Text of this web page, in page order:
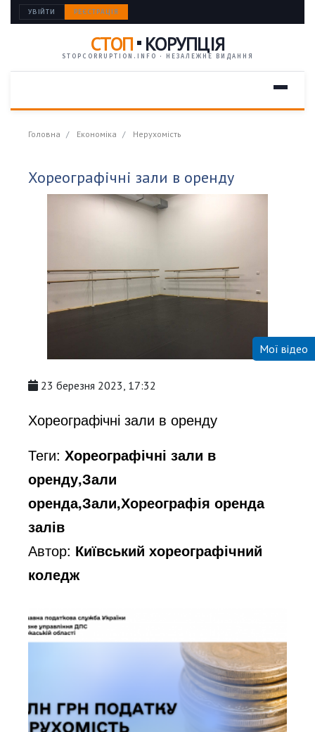
УВІЙТИ РЕЄСТРАЦІЯ
СТОП КОРУПЦІЯ
STOPCORRUPTION.INFO · НЕЗАЛЕЖНЕ ВИДАННЯ
Головна Економіка Нерухомість
Хореографічні зали в оренду
23 березня 2023, 17:32
Хореографічні зали в оренду
Теги:Хореографічні зали в
оренду,Зали
оренда,Зали,Хореографія оренда
залів
Автор: Київський хореографічний
коледж
Мої відео